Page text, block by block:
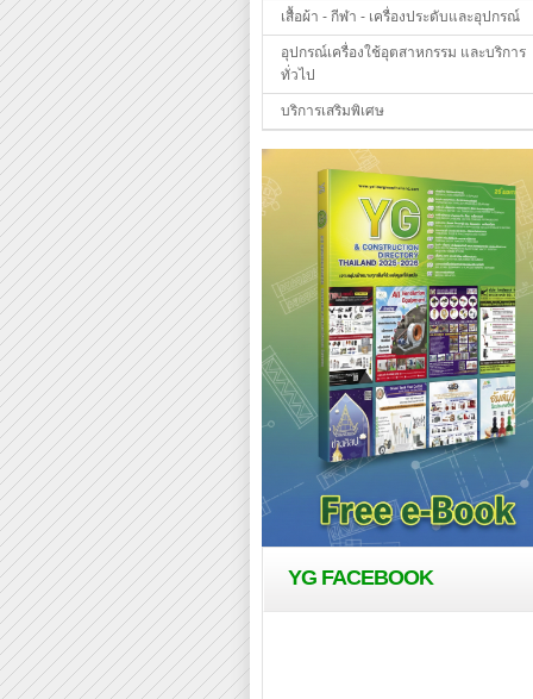
เสื้อผ้า - กีฬา - เครื่องประดับและอุปกรณ์
อุปกรณ์เครื่องใช้อุตสาหกรรม และบริการ
ทั่วไป
บริการเสริมพิเศษ
YG FACEBOOK